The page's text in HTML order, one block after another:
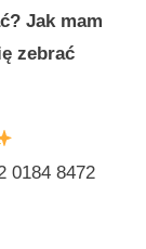
Jak mam
zebrać
0184 8472